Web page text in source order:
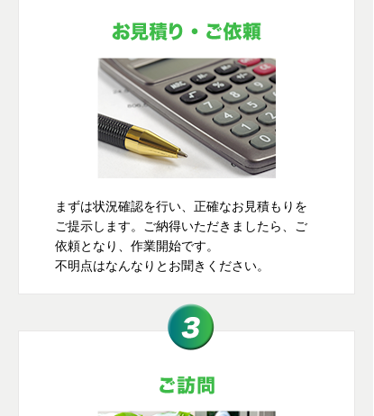
まずは状況確認を行い、正確なお見積もりを
ご提示します。ご納得いただきましたら、ご
依頼となり、作業開始です。
不明点はなんなりとお聞きください。